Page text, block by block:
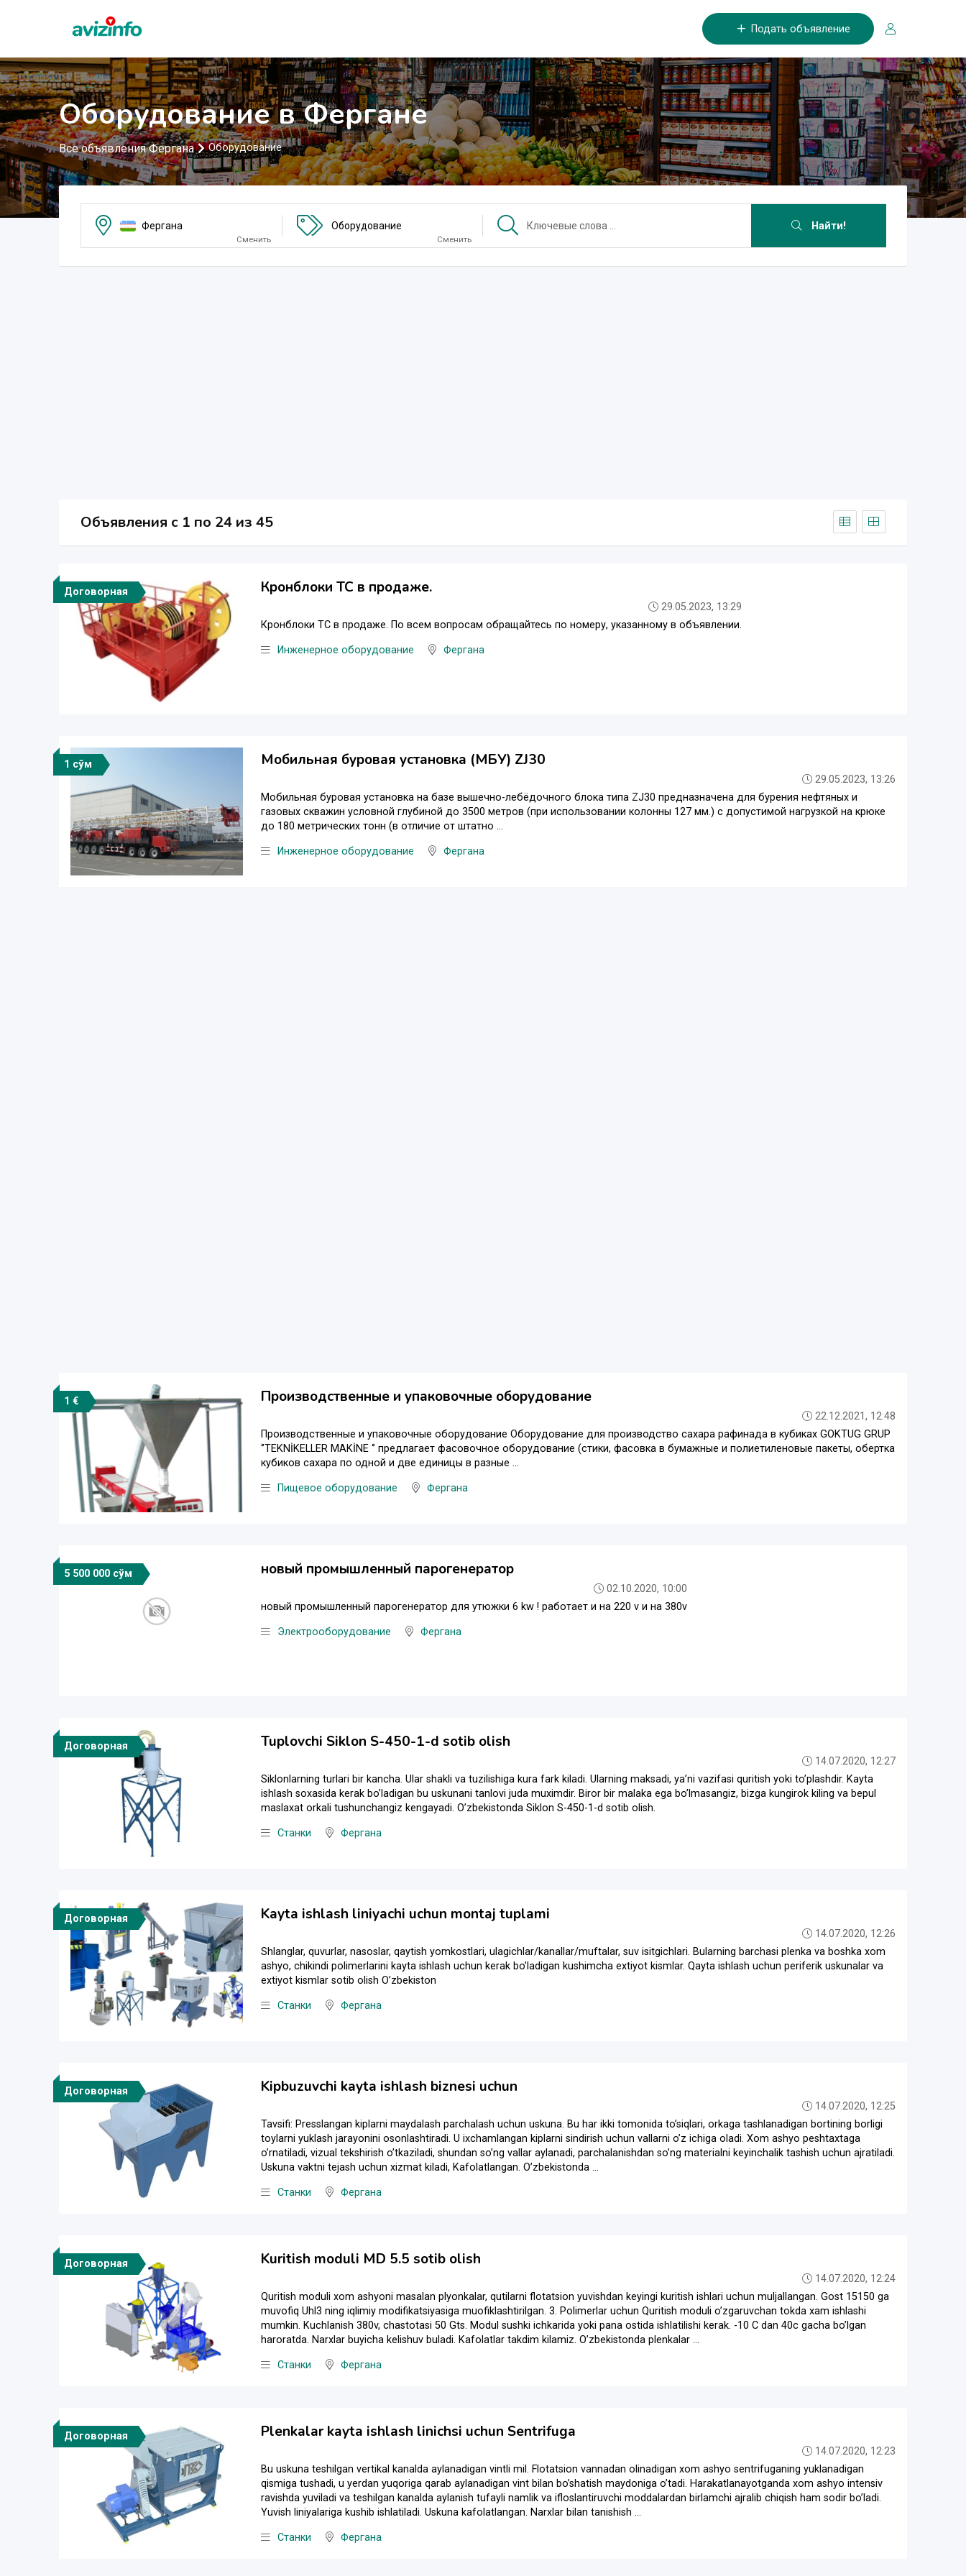
Подать объявление
Оборудование в Фергане
Все объявления Фергана Оборудование
Фергана
Сменить
Оборудование
Сменить
Найти!
Объявления c 1 по 24 из 45
Договорная Кронблоки ТС в продаже.
29.05.2023, 13:29
Кронблоки ТС в продаже. По всем вопросам обращайтесь по номеру, указанному в объявлении.
Инженерное оборудование Фергана
1 сўм Мобильная буровая установка (МБУ) ZJ30
29.05.2023, 13:26
Мобильная буровая установка на базе вышечно-лебёдочного блока типа ZJ30 предназначена для бурения нефтяных и
газовых скважин условной глубиной до 3500 метров (при использовании колонны 127 мм.) с допустимой нагрузкой на крюке
до 180 метрических тонн (в отличие от штатно ...
Инженерное оборудование Фергана
1 € Производственные и упаковочные оборудование
22.12.2021, 12:48
Производственные и упаковочные оборудование Оборудование для производство сахара рафинада в кубиках GOKTUG GRUP
‘’TEKNİKELLER MAKİNE ‘’ предлагает фасовочное оборудование (стики, фасовка в бумажные и полиетиленовые пакеты, обертка
кубиков сахара по одной и две единицы в разные ...
Пищевое оборудование Фергана
5 500 000 сўм новый промышленный парогенератор
02.10.2020, 10:00
новый промышленный парогенератор для утюжки 6 kw ! работает и на 220 v и на 380v
Электрооборудование Фергана
Договорная Tuplovchi Siklon S-450-1-d sotib olish
14.07.2020, 12:27
Siklonlarning turlari bir kancha. Ular shakli va tuzilishiga kura fark kiladi. Ularning maksadi, yaʼni vazifasi quritish yoki toʼplashdir. Kayta
ishlash soxasida kerak boʼladigan bu uskunani tanlovi juda muximdir. Biror bir malaka ega boʼlmasangiz, bizga kungirok kiling va bepul
maslaxat orkali tushunchangiz kengayadi. Oʼzbekistonda Siklon S-450-1-d sotib olish.
Станки Фергана
Договорная Kayta ishlash liniyachi uchun montaj tuplami
14.07.2020, 12:26
Shlanglar, quvurlar, nasoslar, qaytish yomkostlari, ulagichlar/kanallar/muftalar, suv isitgichlari. Bularning barchasi plenka va boshka xom
ashyo, chikindi polimerlarini kayta ishlash uchun kerak boʼladigan kushimcha extiyot kismlar. Qayta ishlash uchun periferik uskunalar va
extiyot kismlar sotib olish Oʼzbekiston
Станки Фергана
Договорная Kipbuzuvchi kayta ishlash biznesi uchun
14.07.2020, 12:25
Tavsifi: Presslangan kiplarni maydalash parchalash uchun uskuna. Bu har ikki tomonida toʼsiqlari, orkaga tashlanadigan bortining borligi
toylarni yuklash jarayonini osonlashtiradi. U ixchamlangan kiplarni sindirish uchun vallarni oʼz ichiga oladi. Xom ashyo peshtaxtaga
oʼrnatiladi, vizual tekshirish oʼtkaziladi, shundan soʼng vallar aylanadi, parchalanishdan soʼng materialni keyinchalik tashish uchun ajratiladi.
Uskuna vaktni tejash uchun xizmat kiladi, Kafolatlangan. Oʼzbekistonda ...
Станки Фергана
Договорная Kuritish moduli MD 5.5 sotib olish
14.07.2020, 12:24
Quritish moduli xom ashyoni masalan plyonkalar, qutilarni flotatsion yuvishdan keyingi kuritish ishlari uchun muljallangan. Gost 15150 ga
muvofiq Uhl3 ning iqlimiy modifikatsiyasiga muofiklashtirilgan. 3. Polimerlar uchun Quritish moduli oʼzgaruvchan tokda xam ishlashi
mumkin. Kuchlanish 380v, chastotasi 50 Gts. Modul sushki ichkarida yoki pana ostida ishlatilishi kerak. -10 C dan 40c gacha boʼlgan
haroratda. Narxlar buyicha kelishuv buladi. Kafolatlar takdim kilamiz. Oʼzbekistonda plenkalar ...
Станки Фергана
Договорная Plenkalar kayta ishlash linichsi uchun Sentrifuga
14.07.2020, 12:23
Bu uskuna teshilgan vertikal kanalda aylanadigan vintli mil. Flotatsion vannadan olinadigan xom ashyo sentrifuganing yuklanadigan
qismiga tushadi, u yerdan yuqoriga qarab aylanadigan vint bilan boʼshatish maydoniga oʼtadi. Harakatlanayotganda xom ashyo intensiv
ravishda yuviladi va teshilgan kanalda aylanish tufayli namlik va ifloslantiruvchi moddalardan birlamchi ajralib chiqish ham sodir boʼladi.
Yuvish liniyalariga kushib ishlatiladi. Uskuna kafolatlangan. Narxlar bilan tanishish ...
Станки Фергана